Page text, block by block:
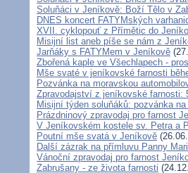
Soluňáci v Jeníkově: Boží Tělo v
DNES koncert FATYMských
XVII. cyklopouť z Přímětic do
Misijní list aneb píše se nám z
Jarňáky s FATYMem v Jeníkově
Zbořená kaple ve Všechlapech -
Mše svaté v jeníkovské farnosti
Pozvánka na moravskou
Zpravodajství z jeníkovské farnosti:
Misijní týden soluňáků: pozvánka
Prázdninový zpravodaj pro farnost
V Jeníkovském kostele sv. Petra a
Poutní mše svatá v Jeníkově
Další zázrak na přímluvu Panny
Vánoční zpravodaj pro farnost
Zabrušany - ze života farnosti